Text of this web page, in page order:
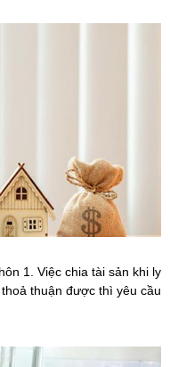
1. Việc chia tài sản khi ly
thuận được thì yêu cầu